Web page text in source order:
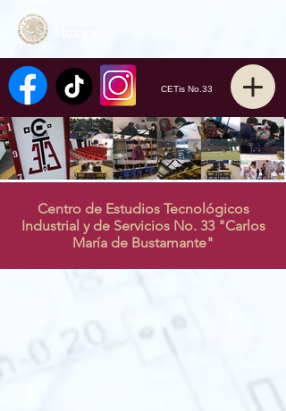
CETis No.33
Centro de Estudios Tecnológicos
Industrial y de Servicios No. 33 "Carlos
María de Bustamante"